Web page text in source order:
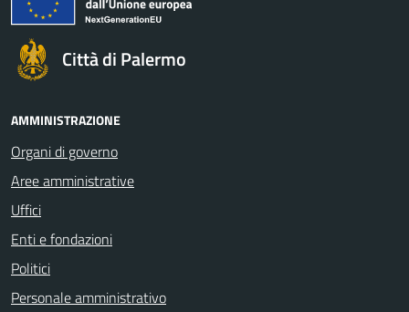
Città di Palermo
AMMINISTRAZIONE
Organi di governo
Aree amministrative
Uffici
Enti e fondazioni
Politici
Personale amministrativo